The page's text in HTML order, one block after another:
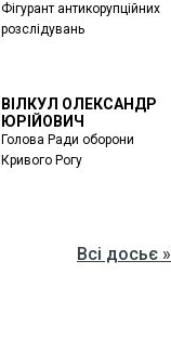
Фігурант антикорупційних
розслідувань
ВІЛКУЛ ОЛЕКСАНДР
ЮРІЙОВИЧ
Голова Ради оборони
Кривого Рогу
Всі досьє »